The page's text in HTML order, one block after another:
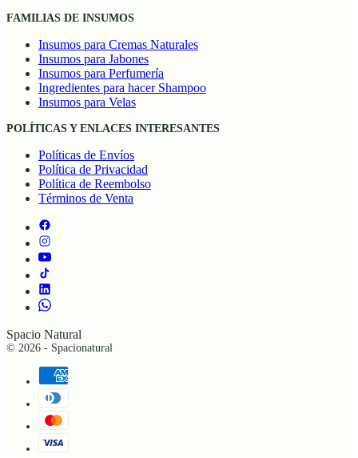
FAMILIAS DE INSUMOS
Insumos para Cremas Naturales
Insumos para Jabones
Insumos para Perfumería
Ingredientes para hacer Shampoo
Insumos para Velas
POLÍTICAS Y ENLACES INTERESANTES
Políticas de Envíos
Política de Privacidad
Política de Reembolso
Términos de Venta
Spacio Natural
© 2026 - Spacionatural